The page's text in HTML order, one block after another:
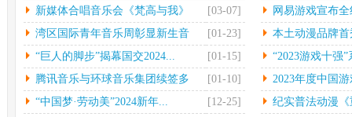
新媒体合唱音乐会《梵高与我》
中...
[03-07]
湾区国际青年音乐周彰显新生音
乐...
[01-23]
“巨人的脚步”揭幕国交2024...
[01-15]
腾讯音乐与环球音乐集团续签多
年...
[01-10]
“中国梦·劳动美”2024新年...
[12-25]
网易游戏宣布
年...
本土动漫品牌
“2023游戏十强
2023年度中国
纪实普法动漫